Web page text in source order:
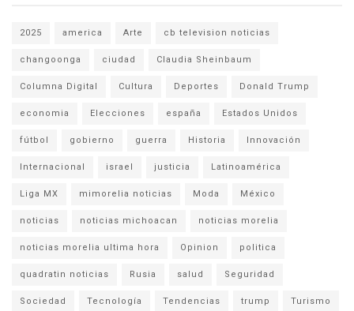
2025 america Arte cb television noticias
changoonga ciudad Claudia Sheinbaum
Columna Digital Cultura Deportes Donald Trump
economia Elecciones españa Estados Unidos
fútbol gobierno guerra Historia Innovación
Internacional israel justicia Latinoamérica
Liga MX mimorelia noticias Moda México
noticias noticias michoacan noticias morelia
noticias morelia ultima hora Opinion politica
quadratin noticias Rusia salud Seguridad
Sociedad Tecnología Tendencias trump Turismo